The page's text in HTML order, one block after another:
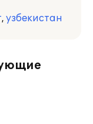
, узбекистан